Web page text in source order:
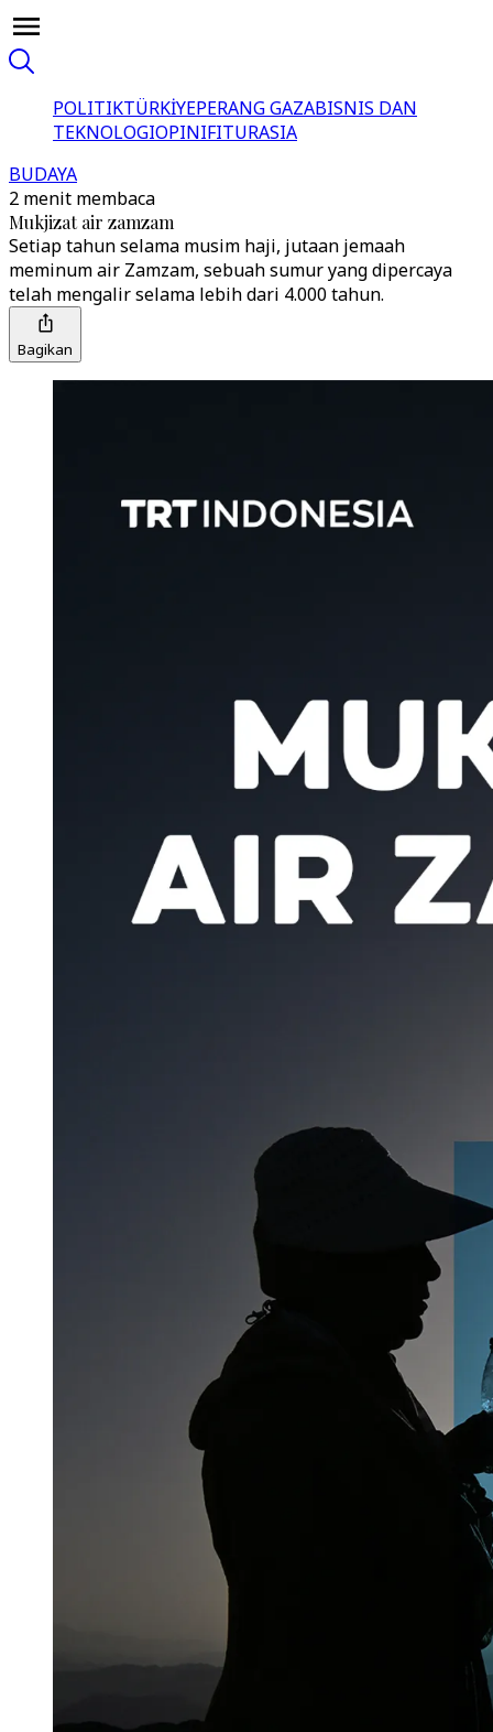
POLITIKTÜRKİYEPERANG GAZABISNIS DAN
TEKNOLOGIOPINIFITURASIA
BUDAYA
2 menit membaca
Mukjizat air zamzam
Setiap tahun selama musim haji, jutaan jemaah
meminum air Zamzam, sebuah sumur yang dipercaya
telah mengalir selama lebih dari 4.000 tahun.
Bagikan